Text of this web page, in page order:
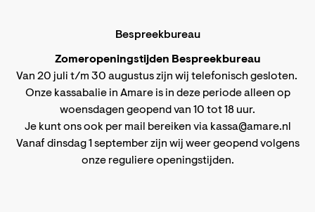
Bespreekbureau
Zomeropeningstijden Bespreekbureau
Van 20 juli t/m 30 augustus zijn wij telefonisch gesloten.
Onze kassabalie in Amare is in deze periode alleen op
woensdagen geopend van 10 tot 18 uur.
Je kunt ons ook per mail bereiken via kassa@amare.nl
Vanaf dinsdag 1 september zijn wij weer geopend volgens
onze reguliere openingstijden.